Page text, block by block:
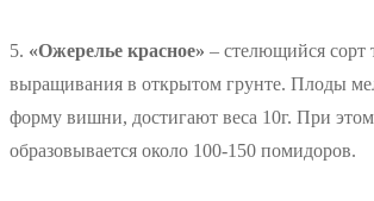
5. «Ожерелье красное» – стелющийся сорт
выращивания в открытом грунте. Плоды
форму вишни, достигают веса 10г. При
образовывается около 100-150 помидоров.